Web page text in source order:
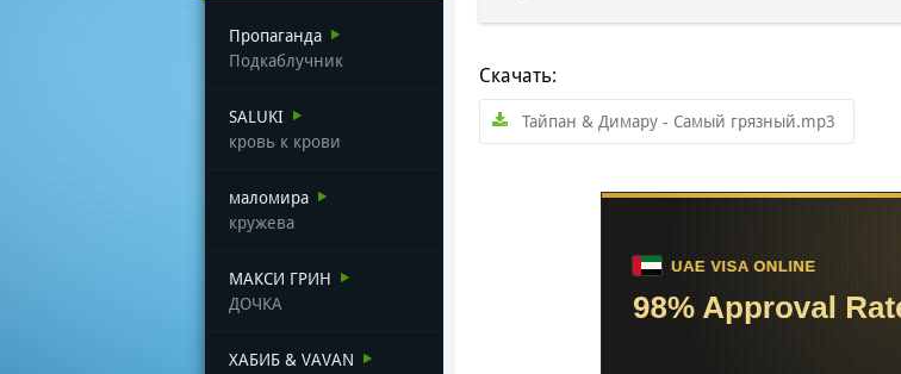
Пропаганда
Подкаблучник
SALUKI
кровь к крови
маломира
кружева
МАКСИ ГРИН
ДОЧКА
ХАБИБ & VAVAN
Скачать:
Тайпан & Димару - Самый грязный.mp3